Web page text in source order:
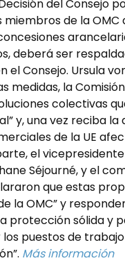
del Consejo
de la
deberá ser
Consejo. Ursula
medidas, la
colectivas
y, una vez reciba
de la UE
el
Séjourné, y el
que estas
la OMC” y
protección sólida y
puestos de
Más información